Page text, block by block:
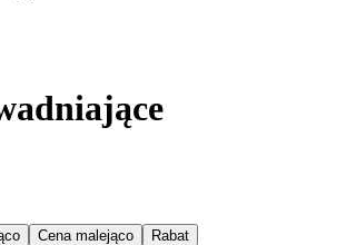
Cena malejąco Rabat